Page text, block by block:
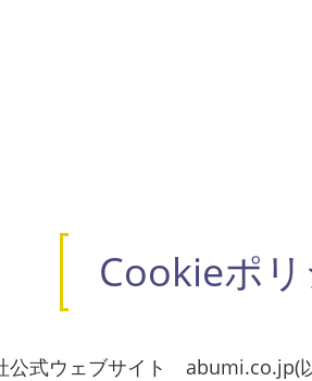
Cookieポ
式ウェブサイト abumi.co.jp(